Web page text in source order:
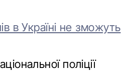
в Україні не зможуть
поліції